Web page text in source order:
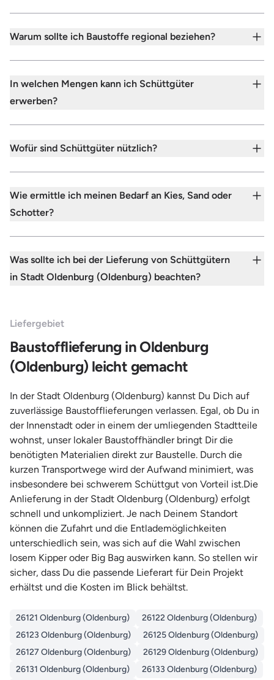
Warum sollte ich Baustoffe regional beziehen?
In welchen Mengen kann ich Schüttgüter
erwerben?
Wofür sind Schüttgüter nützlich?
Wie ermittle ich meinen Bedarf an Kies, Sand oder
Schotter?
Was sollte ich bei der Lieferung von Schüttgütern
in Stadt Oldenburg (Oldenburg) beachten?
Liefergebiet
Baustofflieferung in Oldenburg
(Oldenburg) leicht gemacht
In der Stadt Oldenburg (Oldenburg) kannst Du Dich auf
zuverlässige Baustofflieferungen verlassen. Egal, ob Du in
der Innenstadt oder in einem der umliegenden Stadtteile
wohnst, unser lokaler Baustoffhändler bringt Dir die
benötigten Materialien direkt zur Baustelle. Durch die
kurzen Transportwege wird der Aufwand minimiert, was
insbesondere bei schwerem Schüttgut von Vorteil ist.Die
Anlieferung in der Stadt Oldenburg (Oldenburg) erfolgt
schnell und unkompliziert. Je nach Deinem Standort
können die Zufahrt und die Entlademöglichkeiten
unterschiedlich sein, was sich auf die Wahl zwischen
losem Kipper oder Big Bag auswirken kann. So stellen wir
sicher, dass Du die passende Lieferart für Dein Projekt
erhältst und die Kosten im Blick behältst.
26121 Oldenburg (Oldenburg)
26122 Oldenburg (Oldenburg)
26123 Oldenburg (Oldenburg)
26125 Oldenburg (Oldenburg)
26127 Oldenburg (Oldenburg)
26129 Oldenburg (Oldenburg)
26131 Oldenburg (Oldenburg)
26133 Oldenburg (Oldenburg)